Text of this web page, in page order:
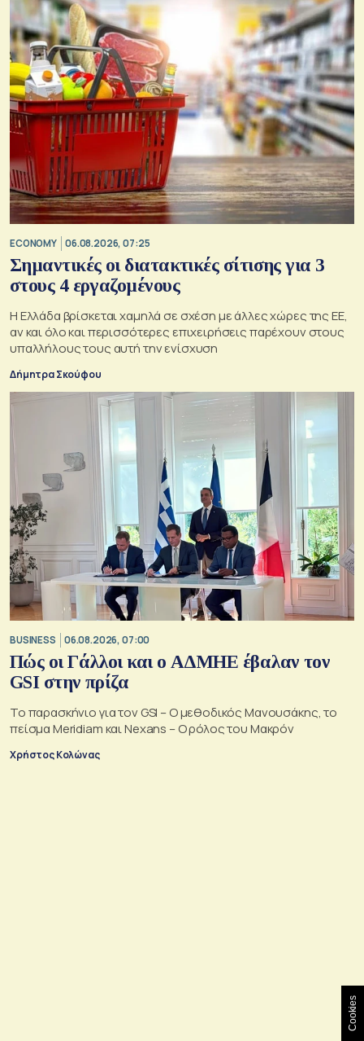
ECONOMY 06.08.2026, 07:25
Σημαντικές οι διατακτικές σίτισης για 3
στους 4 εργαζομένους
Η Ελλάδα βρίσκεται χαμηλά σε σχέση με άλλες χώρες της ΕΕ,
αν και όλο και περισσότερες επιχειρήσεις παρέχουν στους
υπαλλήλους τους αυτή την ενίσχυση
Δήμητρα Σκούφου
BUSINESS 06.08.2026, 07:00
Πώς οι Γάλλοι και ο ΑΔΜΗΕ έβαλαν τον
GSI στην πρίζα
Το παρασκήνιο για τον GSI – Ο μεθοδικός Μανουσάκης, το
πείσμα Meridiam και Nexans – Ο ρόλος του Μακρόν
Χρήστος Κολώνας
Cookies